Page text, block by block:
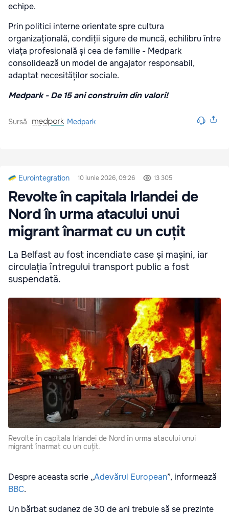
echipe.
Prin politici interne orientate spre cultura
organizațională, condiții sigure de muncă, echilibru între
viața profesională și cea de familie - Medpark
consolidează un model de angajator responsabil,
adaptat necesităților sociale.
Medpark - De 15 ani construim din valori!
Sursă Medpark
Eurointegration 10 iunie 2026, 09:26 13 305
Revolte în capitala Irlandei de
Nord în urma atacului unui
migrant înarmat cu un cuțit
La Belfast au fost incendiate case și mașini, iar
circulația întregului transport public a fost
suspendată.
Revolte în capitala Irlandei de Nord în urma atacului unui
migrant înarmat cu un cuțit.
Despre aceasta scrie „Adevărul European”, informează
BBC.
Un bărbat sudanez de 30 de ani trebuie să se prezinte